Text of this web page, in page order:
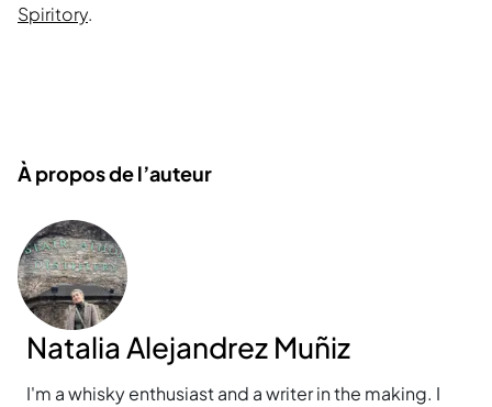
Spiritory.
À propos de l’auteur
Natalia Alejandrez Muñiz
I'm a whisky enthusiast and a writer in the making. I